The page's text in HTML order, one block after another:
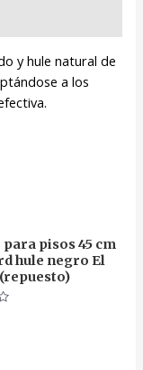
y hule natural de
a los
pisos 45 cm
hule negro El